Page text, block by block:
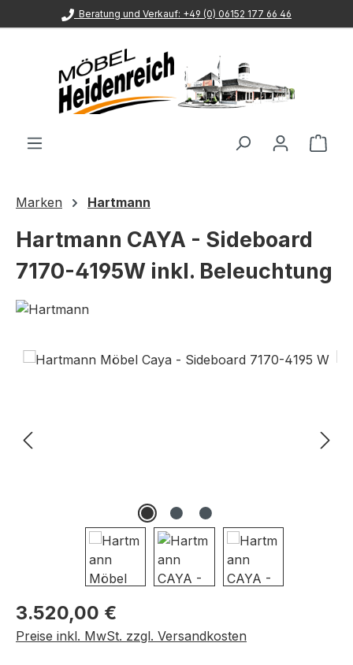
Zum Hauptinhalt springen
Beratung und Verkauf: +49 (0) 06152 177 66 46
Marken Hartmann
Hartmann CAYA - Sideboard
7170-4195W inkl. Beleuchtung
Bildergalerie überspringen
Regulärer Preis:
3.520,00 €
Preise inkl. MwSt. zzgl. Versandkosten